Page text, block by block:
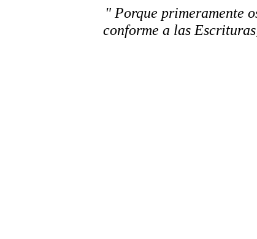
" Porque primeramente
conforme a las